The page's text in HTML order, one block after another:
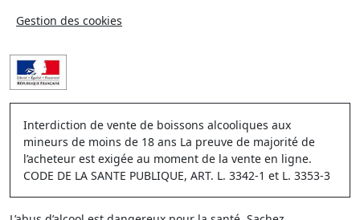
Gestion des cookies
Interdiction de vente de boissons alcooliques aux
mineurs de moins de 18 ans La preuve de majorité de
l’acheteur est exigée au moment de la vente en ligne.
CODE DE LA SANTE PUBLIQUE, ART. L. 3342-1 et L. 3353-3